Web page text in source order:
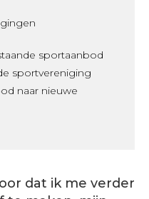
sportaanbod
sportvereniging
naar nieuwe
dat ik me verder